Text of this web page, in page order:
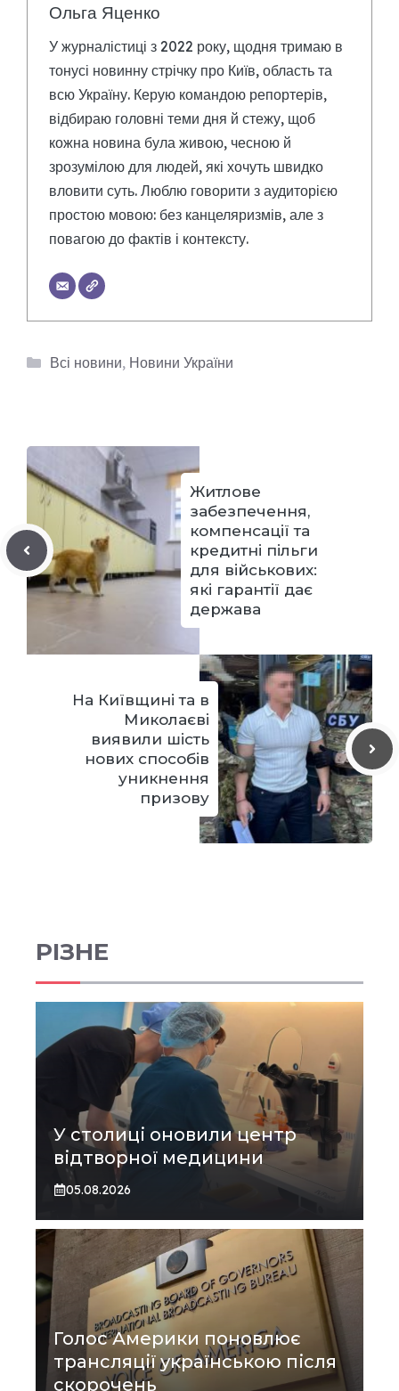
Ольга Яценко
У журналістиці з 2022 року, щодня тримаю в
тонусі новинну стрічку про Київ, область та
всю Україну. Керую командою репортерів,
відбираю головні теми дня й стежу, щоб
кожна новина була живою, чесною й
зрозумілою для людей, які хочуть швидко
вловити суть. Люблю говорити з аудиторією
простою мовою: без канцеляризмів, але з
повагою до фактів і контексту.
Категорії
Всі новини, Новини України
Житлове
забезпечення,
компенсації та
кредитні пільги
для військових:
які гарантії дає
держава
На Київщині та в
Миколаєві
виявили шість
нових способів
уникнення
призову
РІЗНЕ
У столиці оновили центр
відтворної медицини
05.08.2026
Голос Америки поновлює
трансляції українською після
скорочень